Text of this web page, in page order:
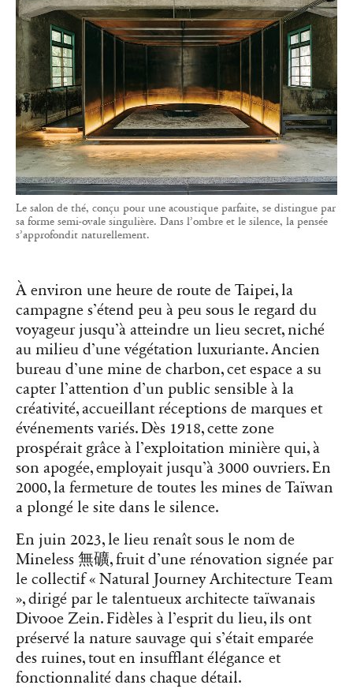
Le salon de thé, conçu pour une acoustique parfaite, se distingue par
sa forme semi-ovale singulière. Dans l’ombre et le silence, la pensée
s’approfondit naturellement.
À environ une heure de route de Taipei, la
campagne s’étend peu à peu sous le regard du
voyageur jusqu’à atteindre un lieu secret, niché
au milieu d’une végétation luxuriante. Ancien
bureau d’une mine de charbon, cet espace a su
capter l’attention d’un public sensible à la
créativité, accueillant réceptions de marques et
événements variés. Dès 1918, cette zone
prospérait grâce à l’exploitation minière qui, à
son apogée, employait jusqu’à 3000 ouvriers. En
2000, la fermeture de toutes les mines de Taïwan
a plongé le site dans le silence.
En juin 2023, le lieu renaît sous le nom de
Mineless 無礦, fruit d’une rénovation signée par
le collectif « Natural Journey Architecture Team
», dirigé par le talentueux architecte taïwanais
Divooe Zein. Fidèles à l’esprit du lieu, ils ont
préservé la nature sauvage qui s’était emparée
des ruines, tout en insufflant élégance et
fonctionnalité dans chaque détail.